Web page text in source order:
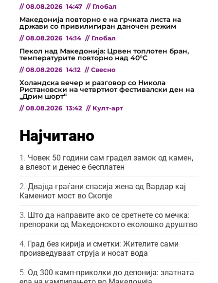
// 08.08.2026 14:47 // Глобал
Македонија повторно е на грчката листа на
држави со привилигиран даночен режим
// 08.08.2026 14:14 // Глобал
Пекол над Македонија: Црвен топлотен бран,
температурите повторно над 40°C
// 08.08.2026 14:12 // Свесно
Холандска вечер и разговор со Никола
Ристановски на четвртиот фестивалски ден на
„Дрим шорт“
// 08.08.2026 13:42 // Култ-арт
Најчитано
Човек 50 години сам градел замок од камен,
а влезот и денес е бесплатен
Двајца граѓани спасија жена од Вардар кај
Камениот мост во Скопје
Што да направите ако се сретнете со мечка:
препораки од Македонското еколошко друштво
Град без кирија и сметки: Жителите сами
произведуваат струја и носат вода
Од 300 камп-приколки до депонија: златната